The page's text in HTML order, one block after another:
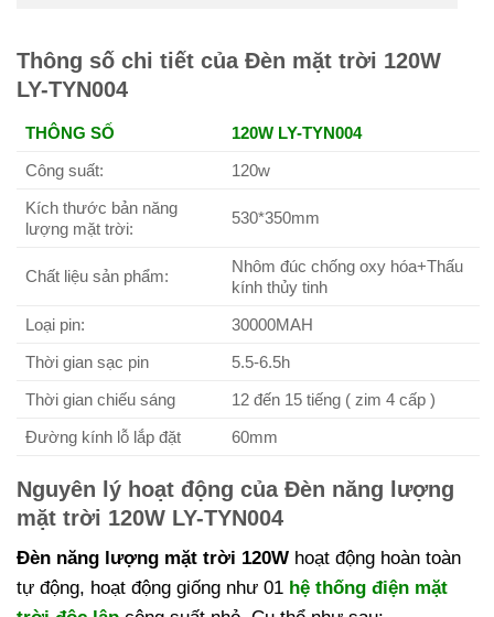
Thông số chi tiết của Đèn mặt trời 120W
LY-TYN004
THÔNG SỐ
120W LY-TYN004
Công suất:
120w
Kích thước bản năng
lượng mặt trời:
530*350mm
Chất liệu sản phẩm:
Nhôm đúc chống oxy hóa+Thấu
kính thủy tinh
Loại pin:
30000MAH
Thời gian sạc pin
5.5-6.5h
Thời gian chiếu sáng
12 đến 15 tiếng ( zim 4 cấp )
Đường kính lỗ lắp đặt
60mm
Nguyên lý hoạt động của Đèn năng lượng
mặt trời 120W LY-TYN004
Đèn năng lượng mặt trời 120W hoạt động hoàn toàn
tự động, hoạt động giống như 01 hệ thống điện mặt